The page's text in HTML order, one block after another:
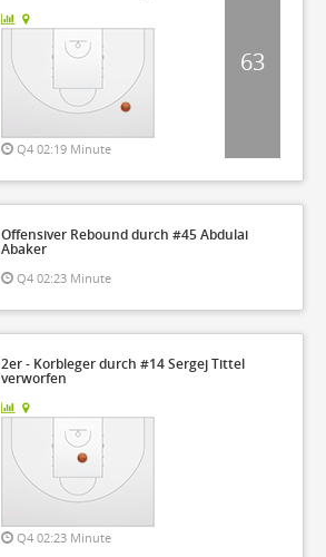
Q4 02:19 Minute
63
Offensiver Rebound durch #45 Abdulai
Abaker
Q4 02:23 Minute
2er - Korbleger durch #14 Sergej Tittel
verworfen
Q4 02:23 Minute